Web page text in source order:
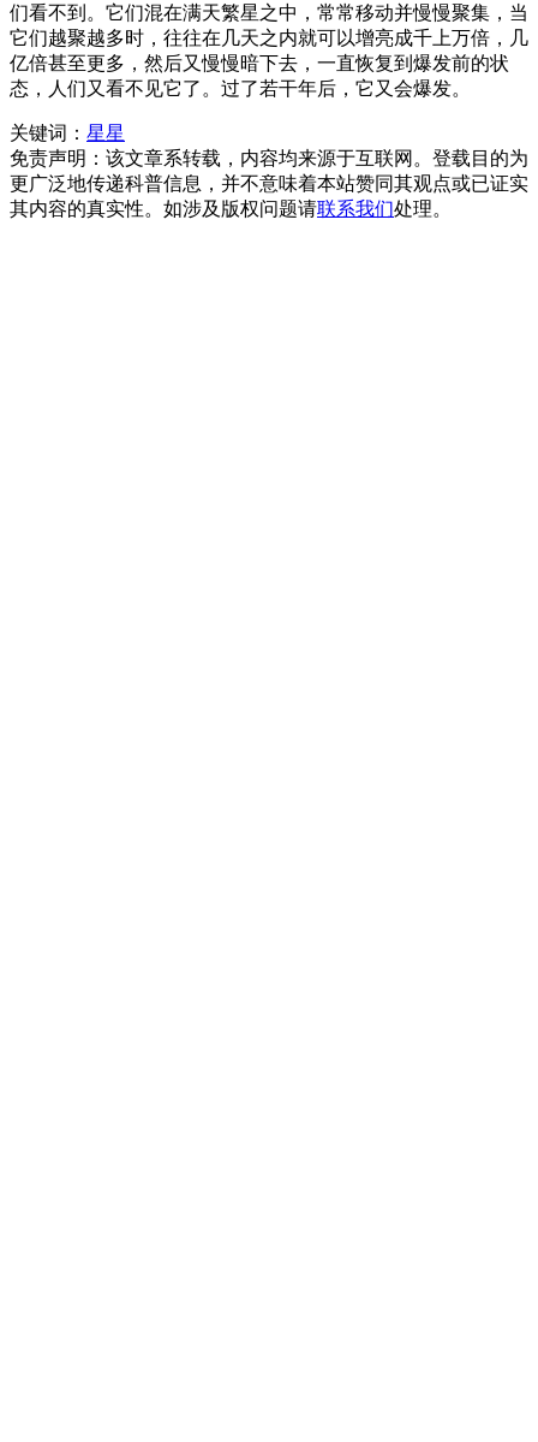
们看不到。它们混在满天繁星之中，常常移动并慢慢聚集，当
它们越聚越多时，往往在几天之内就可以增亮成千上万倍，几
亿倍甚至更多，然后又慢慢暗下去，一直恢复到爆发前的状
态，人们又看不见它了。过了若干年后，它又会爆发。
关键词： 星星
免责声明：该文章系转载，内容均来源于互联网。登载目的为
更广泛地传递科普信息，并不意味着本站赞同其观点或已证实
其内容的真实性。如涉及版权问题请联系我们处理。